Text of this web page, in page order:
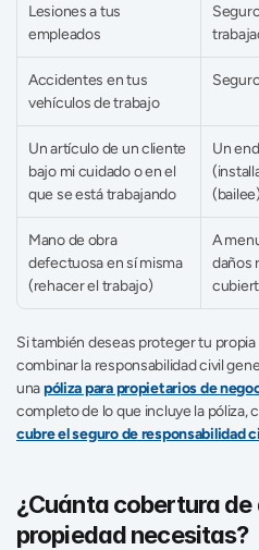
Lesiones a tus
empleados
Accidentes en tus
vehículos de trabajo
Un artículo de un cliente
bajo mi cuidado o en el
que se está trabajando
Un
Mano de obra
defectuosa en sí misma
(rehacer el trabajo)
A
daños
Si también deseas proteger tu
combinar la responsabilidad civil
una póliza para propietarios de
completo de lo que incluye la póliza,
cubre el seguro de responsabilidad
¿Cuánta cobertura de
propiedad necesitas?